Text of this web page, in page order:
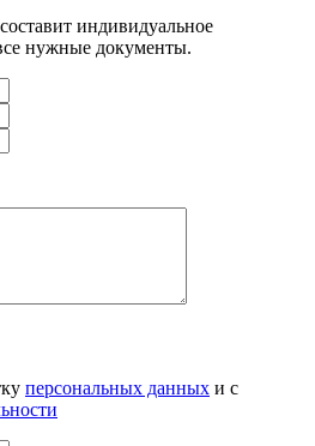
индивидуальное
нужные документы.
персональных данных и с